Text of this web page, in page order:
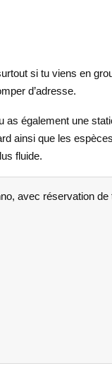
si tu viens en
d’adresse.
as également une
ainsi que les
fluide.
avec réservation